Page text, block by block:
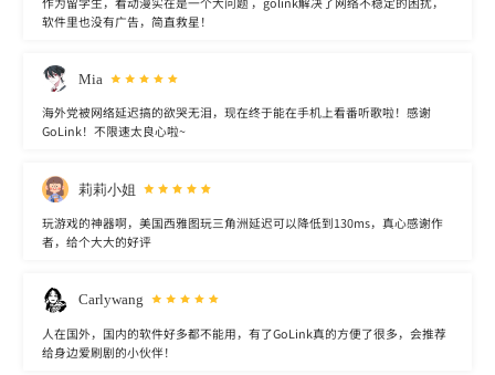
软件里也没有广告，简直救星！
Mia
海外党被网络延迟搞的欲哭无泪，现在终于能在手机上看番听歌啦！感谢
GoLink！不限速太良心啦~
莉莉小姐
玩游戏的神器啊，美国西雅图玩三角洲延迟可以降低到130ms，真心感谢作
者，给个大大的好评
Carlywang
人在国外，国内的软件好多都不能用，有了GoLink真的方便了很多，会推荐
给身边爱刷剧的小伙伴！